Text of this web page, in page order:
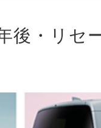
後・リセ